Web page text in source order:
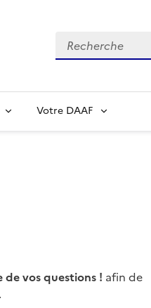
Recherche
Votre DAAF
de vos questions ! afin de